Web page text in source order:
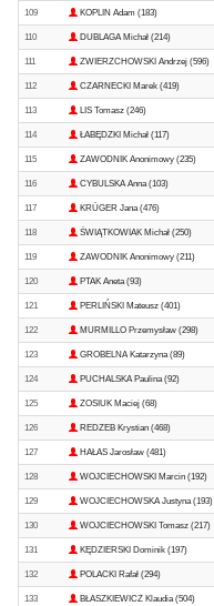
109 KOPLIN Adam (183)
110 DUBLAGA Michał (214)
111 ZWIERZCHOWSKI Andrzej (596)
112 CZARNECKI Marek (419)
113 LIS Tomasz (246)
114 ŁABĘDZKI Michał (117)
115 ZAWODNIK Anonimowy (235)
116 CYBULSKA Anna (103)
117 KRÜGER Jana (476)
118 ŚWIĄTKOWIAK Michał (250)
119 ZAWODNIK Anonimowy (211)
120 PTAK Aneta (93)
121 PERLIŃSKI Mateusz (401)
122 MURMILLO Przemysław (298)
123 GROBELNA Katarzyna (89)
124 PUCHALSKA Paulina (92)
125 ZOSIUK Maciej (68)
126 REDZEB Krystian (468)
127 HAŁAS Jarosław (481)
128 WOJCIECHOWSKI Marcin (192)
129 WOJCIECHOWSKA Justyna (193)
130 WOJCIECHOWSKI Tomasz (217)
131 KĘDZIERSKI Dominik (197)
132 POLACKI Rafał (294)
133 BŁASZKIEWICZ Klaudia (504)